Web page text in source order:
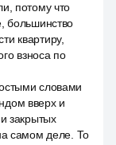
потому что
большинство
квартиру,
взноса по
словами
вверх и
закрытых
самом деле. То